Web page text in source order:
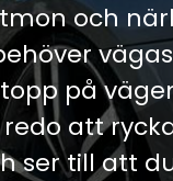
och
på
att
ser till att